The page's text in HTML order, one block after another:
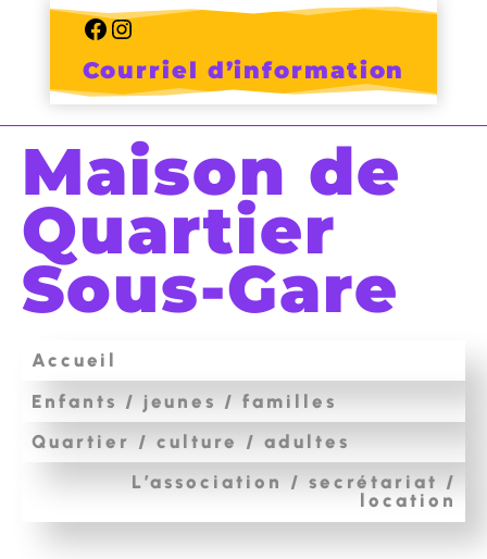
Facebook
Instagram
Courriel d’information
Maison de
Quartier
Sous-Gare
Accueil
Enfants / jeunes / familles
Quartier / culture / adultes
L’association / secrétariat /
location